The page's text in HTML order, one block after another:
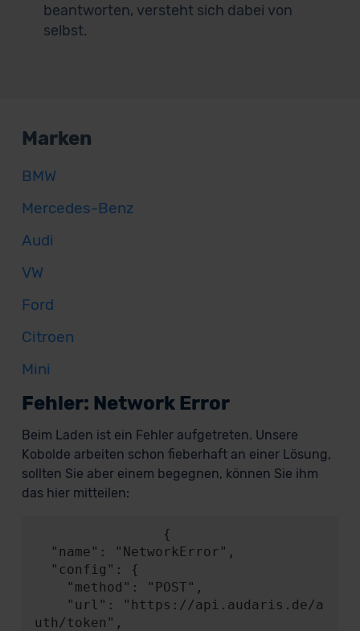
beantworten, versteht sich dabei von
selbst.
Marken
BMW
Mercedes-Benz
Audi
VW
Ford
Citroen
Mini
Fehler: Network Error
Beim Laden ist ein Fehler aufgetreten. Unsere
Kobolde arbeiten schon fieberhaft an einer Lösung,
sollten Sie aber einem begegnen, können Sie ihm
das hier mitteilen:
uth/token",